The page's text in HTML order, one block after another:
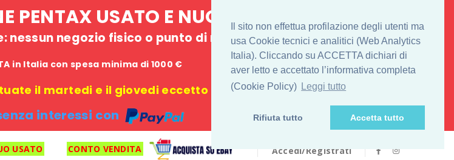
Il sito non effettua profilazione degli utenti ma
usa Cookie tecnici e analitici (Web Analytics
Italia). Cliccando su ACCETTA dichiari di
aver letto e accettato l’informativa completa
(Cookie Policy) Leggi tutto
Rifiuta tutto Accetta tutto
PENTAX USATO E NUOVO
nessun negozio fisico o punto di ritiro
in Italia con spesa minima di 1000 €
il martedi e il giovedi eccetto i festivi
interessi con
USATO CONTO VENDITA Accedi/Registrati